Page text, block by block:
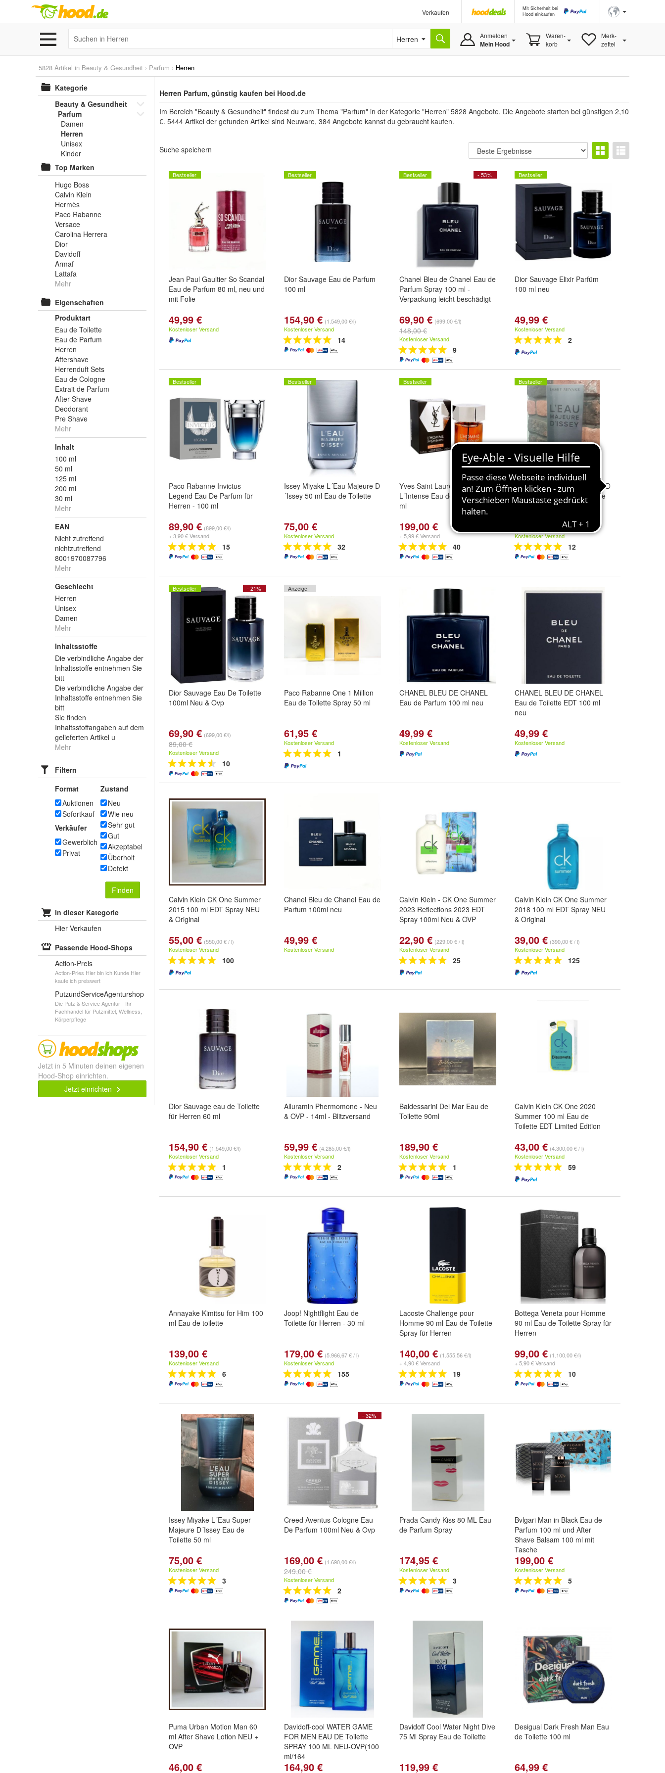
Verkaufen
Mit Sicherheit bei
Hood einkaufen
Herren Anmelden
Mein Hood
Waren-
korb
Merk-
zettel
5828 Artikel in Beauty & Gesundheit › Parfum › Herren
Kategorie
Beauty & Gesundheit
Parfum
Damen
Herren
Unisex
Kinder
Top Marken
Hugo Boss
Calvin Klein
Hermès
Paco Rabanne
Versace
Carolina Herrera
Dior
Davidoff
Armaf
Lattafa
Mehr
Eigenschaften
Produktart
Eau de Toilette
Eau de Parfum
Herren
Aftershave
Herrenduft Sets
Eau de Cologne
Extrait de Parfum
After Shave
Deodorant
Pre Shave
Mehr
Inhalt
100 ml
50 ml
125 ml
200 ml
30 ml
Mehr
EAN
Nicht zutreffend
nichtzutreffend
8001970087796
Mehr
Geschlecht
Herren
Unisex
Damen
Mehr
Inhaltsstoffe
Die verbindliche Angabe der
Inhaltsstoffe entnehmen Sie
bitt
Die verbindliche Angabe der
Inhaltsstoffe entnehmen Sie
bitt
Sie finden
Inhaltsstoffangaben auf dem
gelieferten Artikel u
Mehr
Filtern
Format
Auktionen
Sofortkauf
Verkäufer
Gewerblich
Privat
Zustand
Neu
Wie neu
Sehr gut
Gut
Akzeptabel
Überholt
Defekt
Finden
In dieser Kategorie
Hier Verkaufen
Passende Hood-Shops
Action-Preis
Action-Pries Hier bin ich Kunde Hier
kaufe ich preiswert
PutzundServiceAgenturshop
Die Putz & Service Agentur - Ihr
Fachhandel für Putzmittel, Wellness,
Körperpflege
Jetzt in 5 Minuten deinen eigenen
Hood-Shop einrichten.
Jetzt einrichten
Herren Parfum, günstig kaufen bei Hood.de
Im Bereich "Beauty & Gesundheit" findest du zum Thema "Parfum" in der Kategorie "Herren" 5828 Angebote. Die Angebote starten bei günstigen 2,10
€. 5444 Artikel der gefunden Artikel sind Neuware, 384 Angebote kannst du gebraucht kaufen.
Suche speichern
Bestseller
Jean Paul Gaultier So Scandal
Eau de Parfum 80 ml, neu und
mit Folie
49,99 €
Kostenloser Versand
Bestseller
Dior Sauvage Eau de Parfum
100 ml
154,90 € (1.549,00 €/l)
Kostenloser Versand
14
- 53%
Bestseller
Chanel Bleu de Chanel Eau de
Parfum Spray 100 ml -
Verpackung leicht beschädigt
69,90 € (699,00 €/l)
148,00 €
Kostenloser Versand
9
Bestseller
Dior Sauvage Elixir Parfüm
100 ml neu
49,99 €
Kostenloser Versand
2
Bestseller
Paco Rabanne Invictus
Legend Eau De Parfum für
Herren - 100 ml
89,90 € (899,00 €/l)
+ 3,90 € Versand
15
Bestseller
Issey Miyake L´Eau Majeure D
´Issey 50 ml Eau de Toilette
75,00 €
Kostenloser Versand
32
Bestseller
Yves Saint Laurent L´Homme
L´Intense Eau de Parfum 100
ml
199,00 €
+ 5,99 € Versand
40
Bestseller
Issey Miyake L´Eau Majeure D
´Issey 150 ml Eau de Toilette
Kostenloser Versand
12
- 21%
Bestseller
Dior Sauvage Eau De Toilette
100ml Neu & Ovp
69,90 € (699,00 €/l)
89,00 €
Kostenloser Versand
10
Anzeige
Paco Rabanne One 1 Million
Eau de Toilette Spray 50 ml
61,95 €
Kostenloser Versand
1
CHANEL BLEU DE CHANEL
Eau de Parfum 100 ml neu
49,99 €
Kostenloser Versand
CHANEL BLEU DE CHANEL
Eau de Toilette EDT 100 ml
neu
49,99 €
Kostenloser Versand
Calvin Klein CK One Summer
2015 100 ml EDT Spray NEU
& Original
55,00 € (550,00 € / l)
Kostenloser Versand
100
Chanel Bleu de Chanel Eau de
Parfum 100ml neu
49,99 €
Kostenloser Versand
Calvin Klein - CK One Summer
2023 Reflections 2023 EDT
Spray 100ml Neu & OVP
22,90 € (229,00 € / l)
Kostenloser Versand
25
Calvin Klein CK One Summer
2018 100 ml EDT Spray NEU
& Original
39,00 € (390,00 € / l)
Kostenloser Versand
125
Dior Sauvage eau de Toilette
für Herren 60 ml
154,90 € (1.549,00 €/l)
Kostenloser Versand
1
Alluramin Phermomone - Neu
& OVP - 14ml - Blitzversand
59,99 € (4.285,00 €/l)
Kostenloser Versand
2
Baldessarini Del Mar Eau de
Toilette 90ml
189,90 €
Kostenloser Versand
1
Calvin Klein CK One 2020
Summer 100 ml Eau de
Toilette EDT Limited Edition
43,00 € (4.300,00 € / l)
Kostenloser Versand
59
Annayake Kimitsu for Him 100
ml Eau de toilette
139,00 €
Kostenloser Versand
6
Joop! Nightflight Eau de
Toilette für Herren - 30 ml
179,00 € (5.966,67 € / l)
Kostenloser Versand
155
Lacoste Challenge pour
Homme 90 ml Eau de Toilette
Spray für Herren
140,00 € (1.555,56 €/l)
+ 4,90 € Versand
19
Bottega Veneta pour Homme
90 ml Eau de Toilette Spray für
Herren
99,00 € (1.100,00 €/l)
+ 5,90 € Versand
10
Issey Miyake L´Eau Super
Majeure D´Issey Eau de
Toilette 50 ml
75,00 €
Kostenloser Versand
3
- 32%
Creed Aventus Cologne Eau
De Parfum 100ml Neu & Ovp
169,00 € (1.690,00 €/l)
249,00 €
Kostenloser Versand
2
Prada Candy Kiss 80 ML Eau
de Parfum Spray
174,95 €
Kostenloser Versand
3
Bvlgari Man in Black Eau de
Parfum 100 ml und After
Shave Balsam 100 ml mit
Tasche
199,00 €
Kostenloser Versand
5
Puma Urban Motion Man 60
ml After Shave Lotion NEU +
OVP
46,00 €
Davidoff-cool WATER GAME
FOR MEN EAU DE Toilette
SPRAY 100 ML NEU-OVP(100
ml/164
164,90 €
Davidoff Cool Water Night Dive
75 Ml Spray Eau de Toilette
119,99 €
Desigual Dark Fresh Man Eau
de Toilette 100 ml
64,99 €